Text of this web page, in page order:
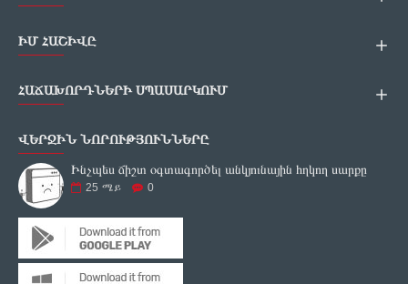
ԻՄ ՀԱՇԻՎԸ
ՀԱՃԱԽՈՐԴՆԵՐԻ ՍՊԱՍԱՐԿՈՒՄ
ՎԵՐՋԻՆ ՆՈՐՈՒԹՅՈՒՆՆԵՐԸ
Ինչպես ճիշտ օգտագործել անկյունային հղկող սարքը
25 ሜይ 0